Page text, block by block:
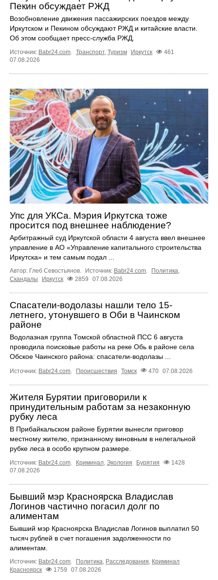
Пекин обсуждает РЖД
Возобновление движения пассажирских поездов между
Иркутском и Пекином обсуждают РЖД и китайские власти.
Об этом сообщает пресс‑служба РЖД.
Источник: Babr24.com Транспорт, Туризм Иркутск
461
07.08.2026
Упс для УКСа. Мэрия Иркутска тоже
просится под внешнее наблюдение?
Арбитражный суд Иркутской области 4 августа ввел внешнее
управление в АО «Управление капитального строительства
Иркутска» и тем самым подал ...
Автор: Глеб Севостьянов. Источник: Babr24.com. Политика,
Скандалы
Иркутск 2859 07.08.2026
Спасатели-водолазы нашли тело 15-
летнего, утонувшего в Оби в Чаинском
районе
Водолазная группа Томской областной ПСС 6 августа
проводила поисковые работы на реке Обь в районе села
Обское Чаинского района: спасатели-водолазы ...
Источник: Babr24.com Происшествия Томск 470 07.08.2026
Жителя Бурятии приговорили к
принудительным работам за незаконную
рубку леса
В Прибайкальском районе Бурятии вынесли приговор
местному жителю, признанному виновным в нелегальной
рубке леса в особо крупном размере.
Источник: Babr24.com Криминал Экология Бурятия
1428
07.08.2026
Бывший мэр Красноярска Владислав
Логинов частично погасил долг по
алиментам
Бывший мэр Красноярска Владислав Логинов выплатил 50
тысяч рублей в счет погашения задолженности по
алиментам.
Источник: Babr24.com Политика Расследования Криминал
Красноярск
1759 07.08.2026